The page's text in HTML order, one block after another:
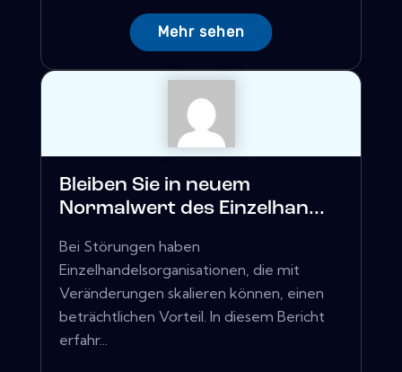
Mehr sehen
Bleiben Sie in neuem
Normalwert des Einzelhan...
Bei Störungen haben
Einzelhandelsorganisationen, die mit
Veränderungen skalieren können, einen
beträchtlichen Vorteil. In diesem Bericht
erfahr...